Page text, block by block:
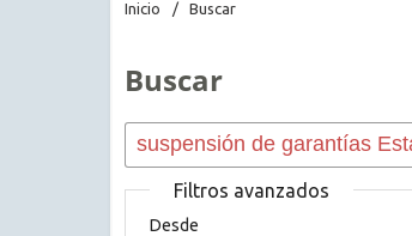
Inicio / Buscar
Buscar
Filtros avanzados
Desde